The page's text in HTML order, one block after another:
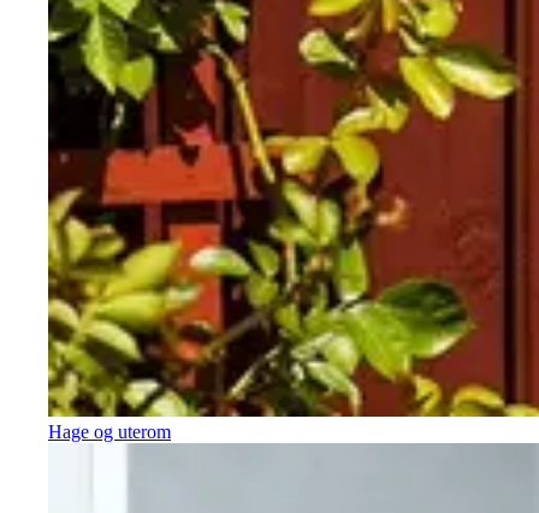
Hage og uterom